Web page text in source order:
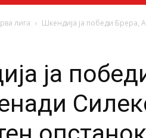
лига Шкендија ја победи Брера,
ја